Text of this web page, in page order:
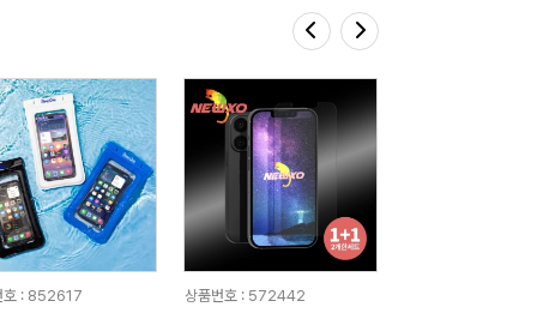
호 : 852617
상품번호 : 572442